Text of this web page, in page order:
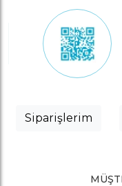
Siparişlerim